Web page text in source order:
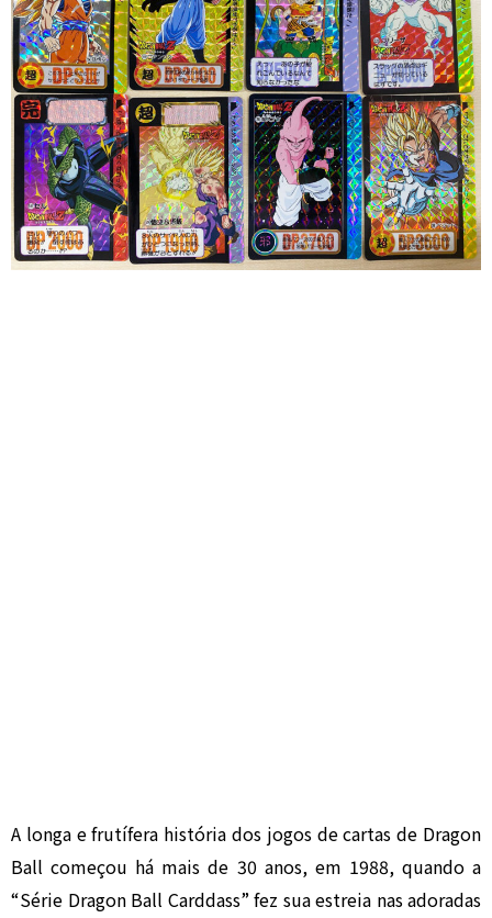
A longa e frutífera história dos jogos de cartas de Dragon
Ball começou há mais de 30 anos, em 1988, quando a
“Série Dragon Ball Carddass” fez sua estreia nas adoradas